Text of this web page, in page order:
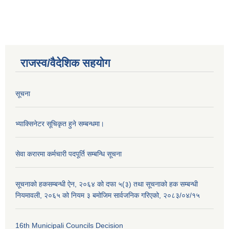
राजस्व/वैदेशिक सहयोग
सूचना
भ्याक्सिनेटर सूचिकृत हुने सम्बन्धमा।
सेवा करारमा कर्मचारी पदपूर्ति सम्बन्धि सूचना
सूचनाको हकसम्बन्धी ऐन, २०६४ को दफा ५(३) तथा सूचनाको हक सम्बन्धी
नियमावली, २०६५ को नियम ३ बमोजिम सार्वजनिक गरिएको, २०८३/०४/१५
16th Municipali Councils Decision